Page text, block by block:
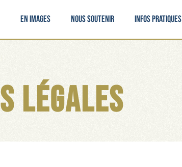
En images Nous soutenir Infos pratiques
légales